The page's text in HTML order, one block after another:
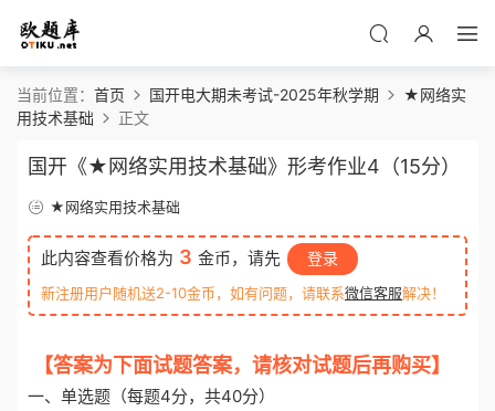
当前位置： 首页 国开电大期未考试-2025年秋学期
★网络实
用技术基础
正文
国开《★网络实用技术基础》形考作业4（15分）
★网络实用技术基础
此内容查看价格为 3 金币，请先 登录
新注册用户随机送2-10金币，如有问题，请联系微信客服解决！
【答案为下面试题答案，请核对试题后再购买】
一、单选题（每题4分，共40分）